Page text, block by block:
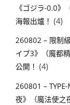
《ゴジラ-0.0
海報出爐！ (4)
260802 – 限制
イブ3》（魔都
公開！ (4)
260801 –
夜》（魔法使之